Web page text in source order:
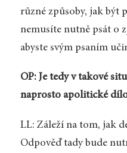
různé způsoby, jak být
nemusíte nutně psát o
abyste svým psaním
OP: Je tedy v takové
naprosto apolitické
LL: Záleží na tom, jak
Odpověď tady bude